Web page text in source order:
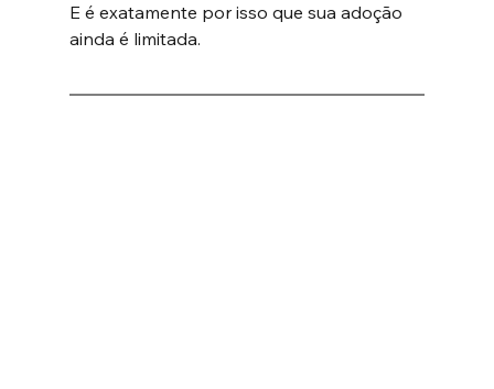
E é exatamente por isso que sua adoção
ainda é limitada.